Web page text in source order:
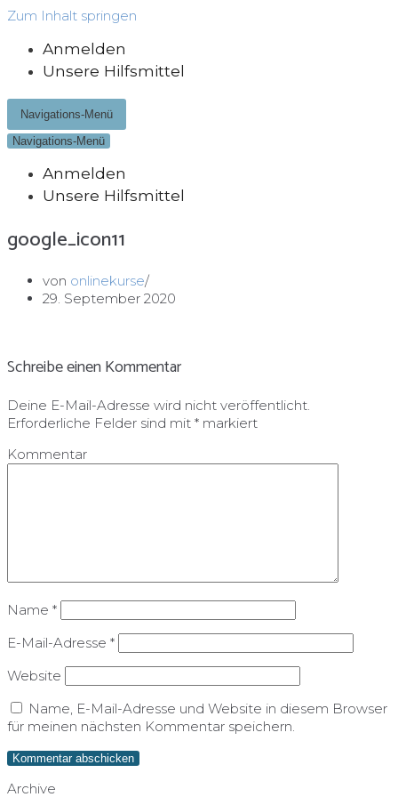
Zum Inhalt springen
Anmelden
Unsere Hilfsmittel
Navigations-Menü
Navigations-Menü
Anmelden
Unsere Hilfsmittel
google_icon11
von onlinekurse
29. September 2020
Schreibe einen Kommentar
Deine E-Mail-Adresse wird nicht veröffentlicht.
Erforderliche Felder sind mit * markiert
Kommentar
Name *
E-Mail-Adresse *
Website
Name, E-Mail-Adresse und Website in diesem Browser
für meinen nächsten Kommentar speichern.
Archive